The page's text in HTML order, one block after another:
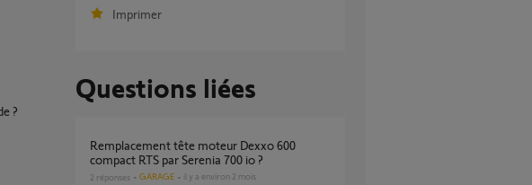
?
Imprimer
Questions liées
Remplacement tête moteur Dexxo 600
compact RTS par Serenia 700 io ?
2 réponses GARAGE il y a environ 2 mois